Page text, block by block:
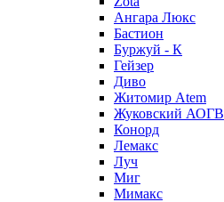
Ангара Люкс
Бастион
Буржуй - К
Гейзер
Диво
Житомир Аtem
Жуковский АОГВ
Конорд
Лемакс
Луч
Миг
Мимакс